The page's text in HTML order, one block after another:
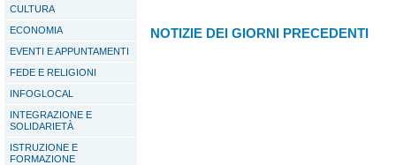
CULTURA
ECONOMIA
EVENTI E APPUNTAMENTI
FEDE E RELIGIONI
INFOGLOCAL
INTEGRAZIONE E
SOLIDARIETÀ
ISTRUZIONE E
FORMAZIONE
NOTIZIE DEI GIORNI PRECEDENTI